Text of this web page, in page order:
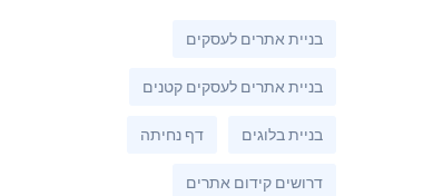
בניית אתרים לעסקים
בניית אתרים לעסקים קטנים
בניית בלוגים דף נחיתה
דרושים קידום אתרים